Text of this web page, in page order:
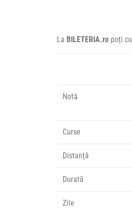
La BILETERIA.ro poți
Notă
Curse
Distanță
Durată
Zile